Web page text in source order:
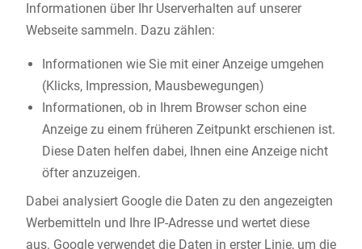
Informationen über Ihr Userverhalten auf unserer
Webseite sammeln. Dazu zählen:
Informationen wie Sie mit einer Anzeige umgehen
(Klicks, Impression, Mausbewegungen)
Informationen, ob in Ihrem Browser schon eine
Anzeige zu einem früheren Zeitpunkt erschienen ist.
Diese Daten helfen dabei, Ihnen eine Anzeige nicht
öfter anzuzeigen.
Dabei analysiert Google die Daten zu den angezeigten
Werbemitteln und Ihre IP-Adresse und wertet diese
aus. Google verwendet die Daten in erster Linie, um die